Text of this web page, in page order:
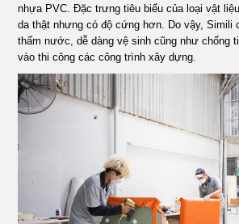
nhựa PVC. Đặc trưng tiêu biểu của loại vật
da thật nhưng có độ cứng hơn. Do vậy, Simili
thấm nước, dễ dàng vệ sinh cũng như chống
vào thi công các công trình xây dựng.